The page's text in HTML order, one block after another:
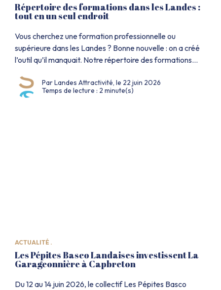
Répertoire des formations dans les Landes :
tout en un seul endroit
Vous cherchez une formation professionnelle ou
supérieure dans les Landes ? Bonne nouvelle : on a créé
l’outil qu’il manquait. Notre répertoire des formations
clics toute l’offre de formation du département — sans
jongler entre dix plateformes différentes. Fini la chasse
Par Landes Attractivité, le 22 juin 2026
Temps de lecture : 2 minute(s)
ACTUALITÉ .
Les Pépites Basco Landaises investissent La
Garageonnière à Capbreton
Du 12 au 14 juin 2026, le collectif Les Pépites Basco